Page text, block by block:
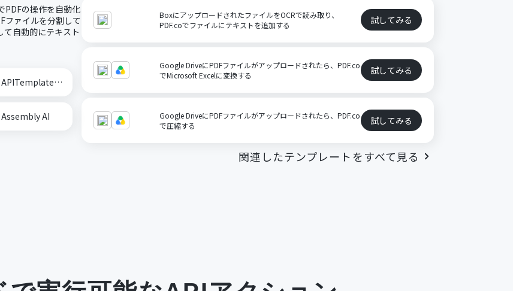
PDFの操作を自動化
ファイルを分割して
て自動的にテキスト
APITemplate.io
Assembly AI
BoxにアップロードされたファイルをOCRで読み取り、
PDF.coでファイルにテキストを追加する
試してみる
Google DriveにPDFファイルがアップロードされたら、PDF.co
でMicrosoft Excelに変換する
試してみる
Google DriveにPDFファイルがアップロードされたら、PDF.co
で圧縮する
試してみる
関連したテンプレートをすべて見る